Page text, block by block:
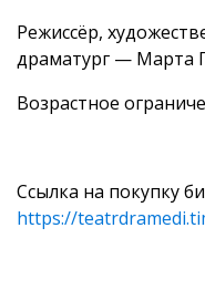
Режиссёр,
драматург — Марта
Возрастное
Ссылка на покупку
https://